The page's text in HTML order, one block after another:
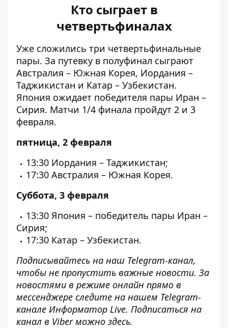
Кто сыграет в
четвертьфиналах
Уже сложились три четвертьфинальные
пары. За путевку в полуфинал сыграют
Австралия – Южная Корея, Иордания –
Таджикистан и Катар – Узбекистан.
Япония ожидает победителя пары Иран –
Сирия. Матчи 1/4 финала пройдут 2 и 3
февраля.
пятница, 2 февраля
13:30 Иордания – Таджикистан;
17:30 Австралия – Южная Корея.
Суббота, 3 февраля
13:30 Япония – победитель пары Иран –
Сирия;
17:30 Катар – Узбекистан.
Подписывайтесь на наш Telegram-канал,
чтобы не пропустить важные новости. За
новостями в режиме онлайн прямо в
мессенджере следите на нашем Telegram-
канале Информатор Live. Подписаться на
канал в Viber можно здесь.